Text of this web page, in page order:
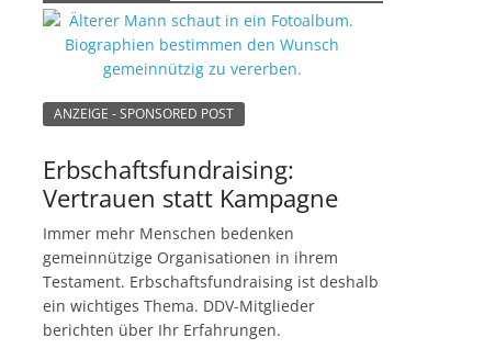
ANZEIGE - SPONSORED POST
Erbschaftsfundraising:
Vertrauen statt Kampagne
Immer mehr Menschen bedenken
gemeinnützige Organisationen in ihrem
Testament. Erbschaftsfundraising ist deshalb
ein wichtiges Thema. DDV-Mitglieder
berichten über Ihr Erfahrungen.